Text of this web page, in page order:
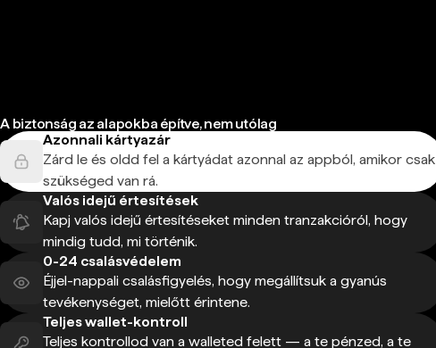
A biztonság az alapokba építve, nem utólag
Azonnali kártyazár
Zárd le és oldd fel a kártyádat azonnal az appból, amikor csak
szükséged van rá.
Valós idejű értesítések
Kapj valós idejű értesítéseket minden tranzakcióról, hogy
mindig tudd, mi történik.
0-24 csalásvédelem
Éjjel-nappali csalásfigyelés, hogy megállítsuk a gyanús
tevékenységet, mielőtt érintene.
Teljes wallet-kontroll
Teljes kontrollod van a walleted felett — a te pénzed, a te